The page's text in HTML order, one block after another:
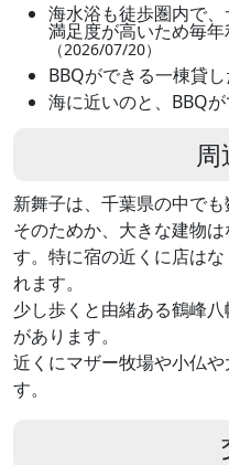
海水浴も徒歩圏内で
満足度が高いため毎年
（2026/07/20）
BBQができる一棟貸
海に近いのと、BBQが
周
新舞子は、千葉県の中でも
そのためか、大きな建物
す。特に宿の近くに店は
れます。
少し歩くと由緒ある鶴峰
があります。
近くにマザー牧場や小仏
す。